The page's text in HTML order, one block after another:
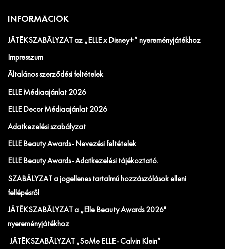
INFORMÁCIÓK
JÁTÉKSZABÁLYZAT az „ELLE x Disney+” nyereményjátékhoz
Impresszum
Általános szerződési feltételek
ELLE Médiaajánlat 2026
ELLE Decor Médiaajánlat 2026
Adatkezelési szabályzat
ELLE Beauty Awards - Nevezési feltételek
ELLE Beauty Awards - Adatkezelési tájékoztató.
SZABÁLYZAT a jogellenes tartalmú hozzászólások elleni
fellépésről
JÁTÉKSZABÁLYZAT a „Elle Beauty Awards 2026"
nyereményjátékhoz
JÁTÉKSZABÁLYZAT „SoMe ELLE - Calvin Klein”